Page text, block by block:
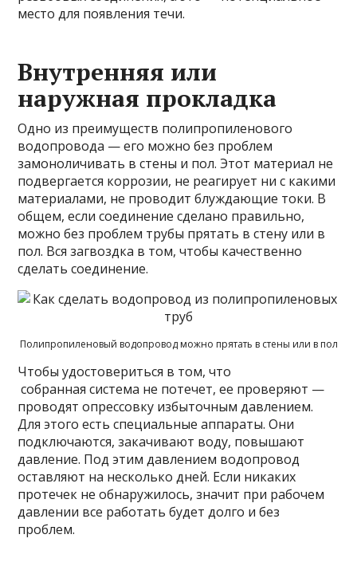
место для появления течи.
Внутренняя или
наружная прокладка
Одно из преимуществ полипропиленового
водопровода — его можно без проблем
замоноличивать в стены и пол. Этот материал не
подвергается коррозии, не реагирует ни с какими
материалами, не проводит блуждающие токи. В
общем, если соединение сделано правильно,
можно без проблем трубы прятать в стену или в
пол. Вся загвоздка в том, чтобы качественно
сделать соединение.
Полипропиленовый водопровод можно прятать в стены или в пол
Чтобы удостовериться в том, что
собранная система не потечет, ее проверяют —
проводят опрессовку избыточным давлением.
Для этого есть специальные аппараты. Они
подключаются, закачивают воду, повышают
давление. Под этим давлением водопровод
оставляют на несколько дней. Если никаких
протечек не обнаружилось, значит при рабочем
давлении все работать будет долго и без
проблем.